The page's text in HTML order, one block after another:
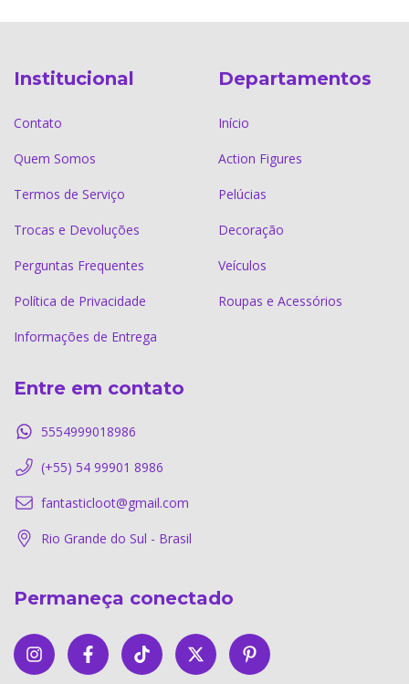
Institucional
Contato
Quem Somos
Termos de Serviço
Trocas e Devoluções
Perguntas Frequentes
Política de Privacidade
Informações de Entrega
Departamentos
Início
Action Figures
Pelúcias
Decoração
Veículos
Roupas e Acessórios
Entre em contato
5554999018986
(+55) 54 99901 8986
fantasticloot@gmail.com
Rio Grande do Sul - Brasil
Permaneça conectado